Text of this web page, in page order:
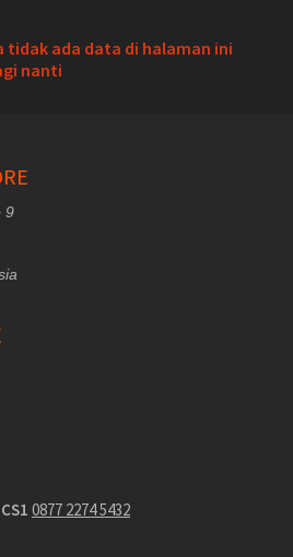
tidak ada data di halaman ini
nanti
9
CS1 0877 2274 5432